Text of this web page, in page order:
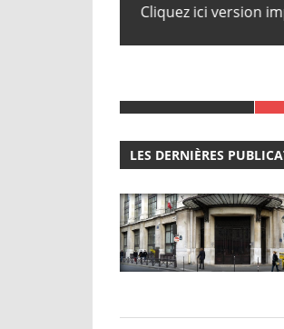
Cliquez ici version
LES DERNIÈRES
CAP CPIP 2015 :
9 février 2015